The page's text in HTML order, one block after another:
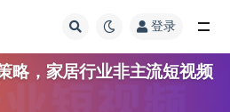
登录
略，家居行业非主流短视频